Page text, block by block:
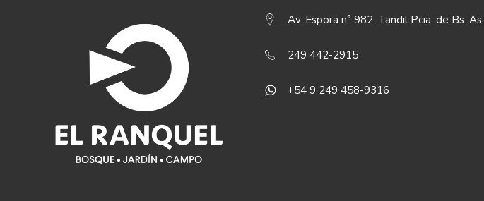
Av. Espora n° 982, Tandil Pcia. de Bs. As.
249 442-2915
+54 9 249 458-9316